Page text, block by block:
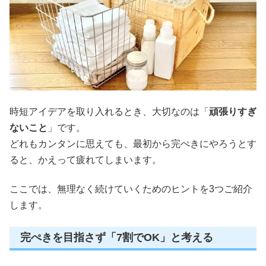
時短アイデアを取り入れるとき、大切なのは「 頑張りすぎ
ないこと 」です。
どれもカンタンに思えても、最初から完ぺきにやろうとす
ると、かえって疲れてしまいます。
ここでは、無理なく続けていくためのヒントを3つご紹介
します。
完ぺきを目指さず「7割でOK」と考える